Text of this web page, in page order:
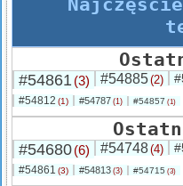
#54861(3) #54885(2)
#54812 (1) #54787 (1) #54857 (1)
#54680(6) #54748(4)
#54861 (3) #54813 (3) #54715 (3)